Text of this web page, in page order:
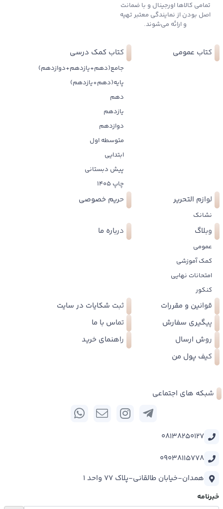
تمامی کالاها اورجینال و با ضمانت
اصل بودن از نمایندگی معتبر تهیه
و ارائه می‌شوند.
کتاب عمومی کتاب کمک درسی
جامع(دهم+یازدهم+دوازدهم)
پایه(دهم+یازدهم)
دهم
یازدهم
دوازدهم
متوسطه اول
ابتدایی
پیش دبستانی
چاپ 1405
لوازم التحریر
نشانک
حریم خصوصی
وبلاگ
عمومی
کمک آموزشی
امتحانات نهایی
کنکور
درباره ما
قوانین و مقررات
ثبت شکایات در سایت
پیگیری سفارش
تماس با ما
روش ارسال
راهنمای خرید
کیف پول من
شبکه های اجتماعی
08138250127
09038115778
همدان-خیابان طالقانی-پلاک 77 واحد 1
خبرنامه